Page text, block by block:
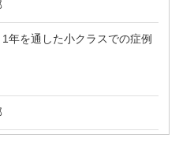
を通した小クラスでの症例